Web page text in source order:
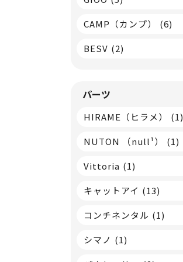
CAMP（カンプ）
(6)
BESV (2)
パーツ
HIRAME（ヒラメ）
(1)
NUTON （null¹）
(1)
Vittoria (1)
キャットアイ (13)
コンチネンタル (1)
シマノ (1)